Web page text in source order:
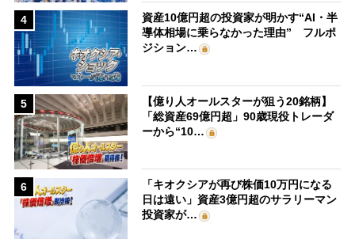
4
資産10億円超の投資家が明かす“AI・半
導体相場に乗らなかった理由” フルポ
ジション…
5
【億り人オールスターが狙う20銘柄】
「総資産69億円超」90歳現役トレーダ
ーから“10…
6
「キオクシアが再び株価10万円になる
日は遠い」資産3億円超のサラリーマン
投資家が…